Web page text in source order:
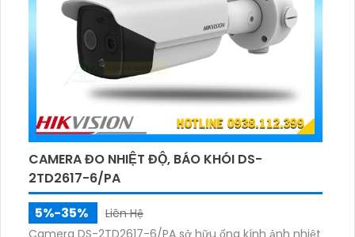
CAMERA ĐO NHIỆT ĐỘ, BÁO KHÓI DS-
2TD2617-6/PA
5%-35%
Liên Hệ